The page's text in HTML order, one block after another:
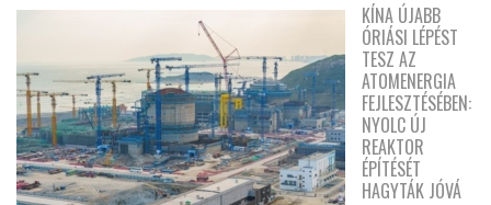
KÍNA ÚJABB
ÓRIÁSI LÉPÉST
TESZ AZ
ATOMENERGIA
FEJLESZTÉSÉBEN:
NYOLC ÚJ
REAKTOR
ÉPÍTÉSÉT
HAGYTÁK JÓVÁ